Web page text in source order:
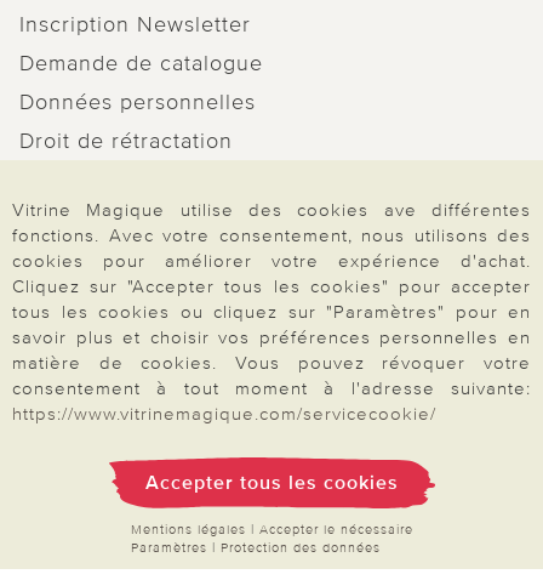
Inscription Newsletter
Demande de catalogue
Données personnelles
Droit de rétractation
Paiement & Livraison
À propos de nous
Besoin d'aide?
Vitrine Magique utilise des cookies ave différentes
fonctions. Avec votre consentement, nous utilisons des
cookies pour améliorer votre expérience d'achat.
Cliquez sur "Accepter tous les cookies" pour accepter
tous les cookies ou cliquez sur "Paramètres" pour en
savoir plus et choisir vos préférences personnelles en
matière de cookies. Vous pouvez révoquer votre
consentement à tout moment à l'adresse suivante:
https://www.vitrinemagique.com/servicecookie/
Accepter tous les cookies
Mentions légales | Accepter le nécessaire
Paramètres | Protection des données